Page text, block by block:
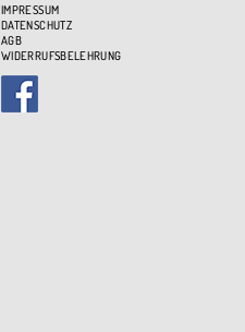
IMPRESSUM
DATENSCHUTZ
AGB
WIDERRUFSBELEHRUNG